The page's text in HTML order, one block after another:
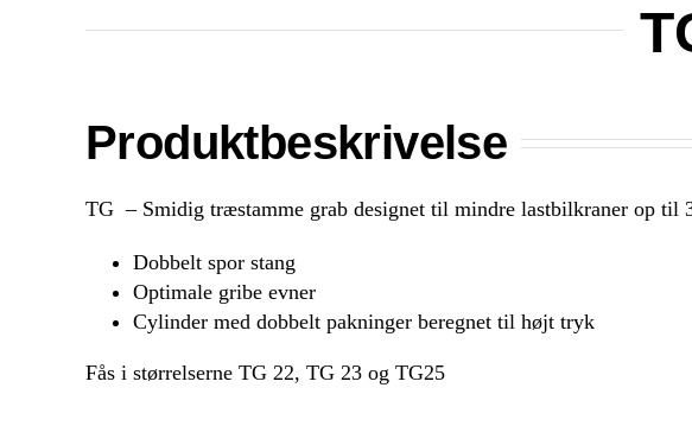
Produktbeskrivelse
TG – Smidig træstamme grab designet til mindre lastbilkraner op til
Dobbelt spor stang
Optimale gribe evner
Cylinder med dobbelt pakninger beregnet til højt tryk
Fås i størrelserne TG 22, TG 23 og TG25